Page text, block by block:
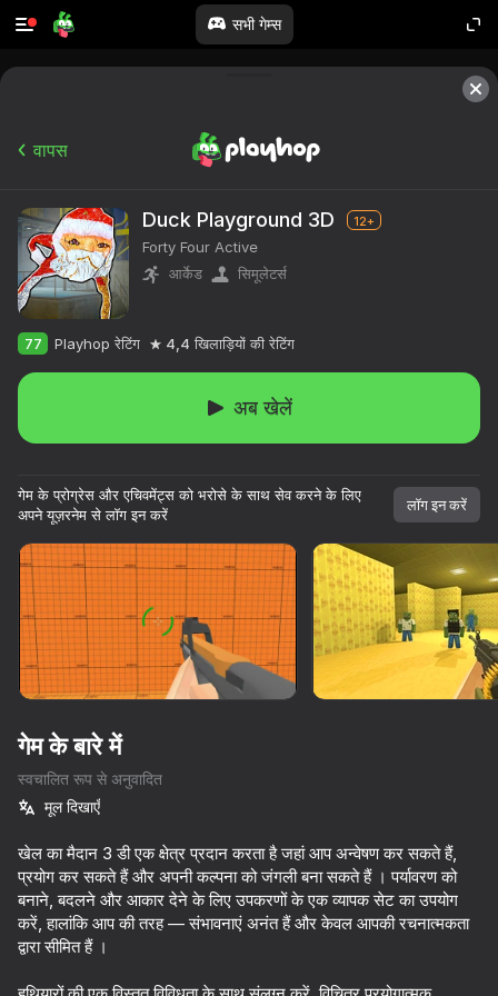
सभी गेम्स
डिवाइस घुमाएँ
यह गेम केवल लैंडस्केप
ओरिएंटेशन का समर्थन करता है
प्ले
99
वापस
Duck Playground 3D 12+
Forty Four Active
आर्केड
सिमूलेटर्स
77 Playhop रेटिंग 4,4 खिलाड़ियों की रेटिंग
अब खेलें
गेम के प्रोग्रेस और एचिवमेंट्स को भरोसे के साथ सेव करने के लिए
अपने यूज़रनेम से लॉग इन करें
लॉग इन करें
गेम के बारे में
स्वचालित रूप से अनुवादित
मूल दिखाएँ
खेल का मैदान 3 डी एक क्षेत्र प्रदान करता है जहां आप अन्वेषण कर सकते हैं,
प्रयोग कर सकते हैं और अपनी कल्पना को जंगली बना सकते हैं । पर्यावरण को
बनाने, बदलने और आकार देने के लिए उपकरणों के एक व्यापक सेट का उपयोग
करें, हालांकि आप की तरह — संभावनाएं अनंत हैं और केवल आपकी रचनात्मकता
द्वारा सीमित हैं ।